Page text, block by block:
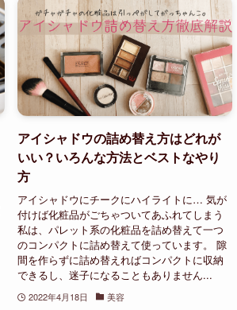
アイシャドウの詰め替え方はどれが
いい？いろんな方法とベストなやり
方
アイシャドウにチークにハイライトに… 気が
付けば化粧品がごちゃついてあふれてしまう
私は、パレット系の化粧品を詰め替えて一つ
のコンパクトに詰め替えて使っています。 隙
間を作らずに詰め替えればコンパクトに収納
できるし、迷子になることもありません...
2022年4月18日 美容